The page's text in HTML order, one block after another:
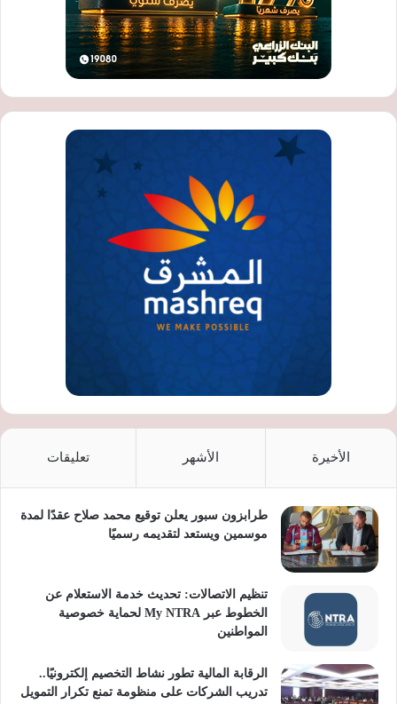
الأخيرة الأشهر تعليقات
طرابزون سبور يعلن توقيع محمد صلاح عقدًا لمدة
موسمين ويستعد لتقديمه رسميًا
تنظيم الاتصالات: تحديث خدمة الاستعلام عن
الخطوط عبر My NTRA لحماية خصوصية
المواطنين
الرقابة المالية تطور نشاط التخصيم إلكترونيًا..
تدريب الشركات على منظومة تمنع تكرار التمويل